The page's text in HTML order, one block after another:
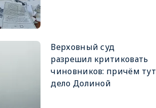
Верховный суд
разрешил критиковать
чиновников: причём тут
дело Долиной